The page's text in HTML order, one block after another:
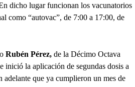
dicho lugar funcionan los vacunatorios
como “autovac”, de 7:00 a 17:00, de
Rubén Pérez, de la Décimo Octava
inició la aplicación de segundas dosis a
adelante que ya cumplieron un mes de